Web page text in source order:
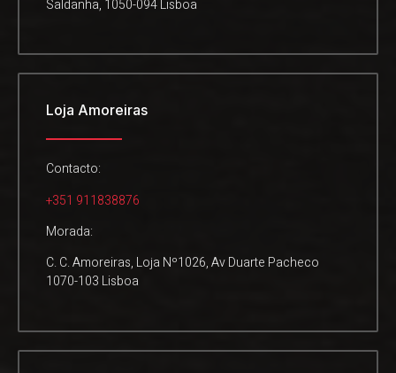
Saldanha, 1050-094 Lisboa
Loja Amoreiras
Contacto:
+351 911838876
Morada:
C. C. Amoreiras, Loja Nº1026, Av Duarte Pacheco
1070-103 Lisboa